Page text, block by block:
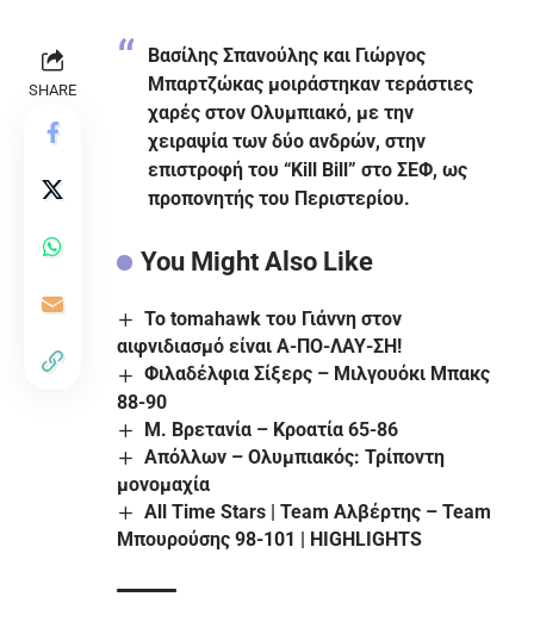
SHARE
Βασίλης Σπανούλης και Γιώργος
Μπαρτζώκας μοιράστηκαν τεράστιες
χαρές στον Ολυμπιακό, με την
χειραψία των δύο ανδρών, στην
επιστροφή του “Kill Bill” στο ΣΕΦ, ως
προπονητής του Περιστερίου.
You Might Also Like
Το tomahawk του Γιάννη στον
αιφνιδιασμό είναι Α-ΠΟ-ΛΑΥ-ΣΗ!
Φιλαδέλφια Σίξερς – Μιλγουόκι Μπακς
88-90
Μ. Βρετανία – Κροατία 65-86
Απόλλων – Ολυμπιακός: Τρίποντη
μονομαχία
All Time Stars | Team Αλβέρτης – Team
Μπουρούσης 98-101 | HIGHLIGHTS